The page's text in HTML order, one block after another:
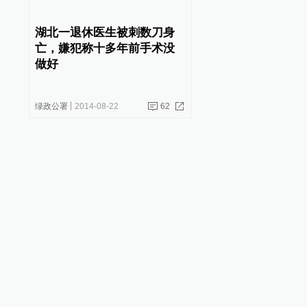
湖北一退休医生被刺数刀身
亡，嫌犯称十多年前手术没
做好
绿政公署 2014-08-22 62